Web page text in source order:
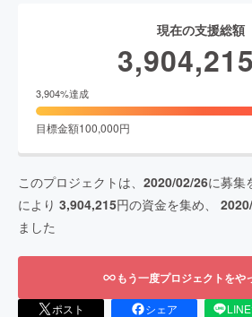
現在の支援総額
3,904,215
3,904%達成
目標金額100,000円
このプロジェクトは、 2020/02/26に募集
により 3,904,215円の資金を集め、
ました
もう一度プロジェクトをや
ポスト シェア